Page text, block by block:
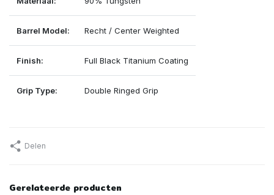
Barrel Model: Recht / Center Weighted
Finish: Full Black Titanium Coating
Grip Type: Double Ringed Grip
Delen
Gerelateerde producten